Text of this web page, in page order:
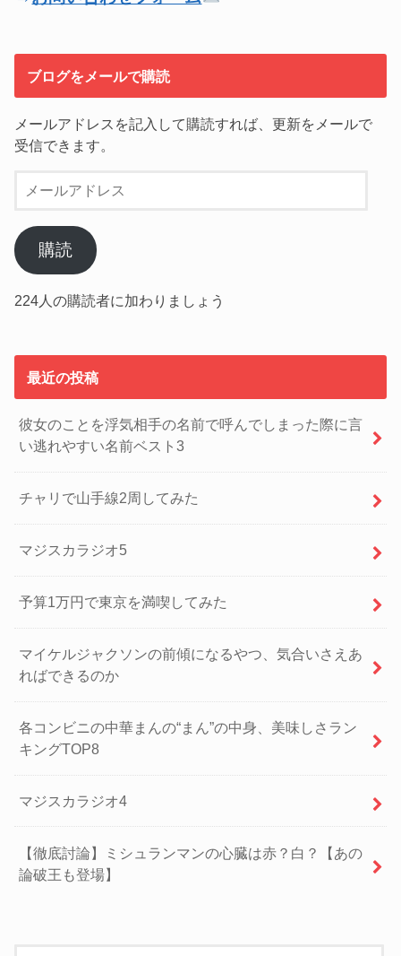
ブログをメールで購読
メールアドレスを記入して購読すれば、更新をメールで
受信できます。
ー
ア
ド
ス
購読
224人の購読者に加わりましょう
最近の投稿
彼女のことを浮気相手の名前で呼んでしまった際に言
い逃れやすい名前ベスト3
チャリで山手線2周してみた
マジスカラジオ5
予算1万円で東京を満喫してみた
マイケルジャクソンの前傾になるやつ、気合いさえあ
ればできるのか
各コンビニの中華まんの“まん”の中身、美味しさラン
キングTOP8
マジスカラジオ4
【徹底討論】ミシュランマンの心臓は赤？白？【あの
論破王も登場】